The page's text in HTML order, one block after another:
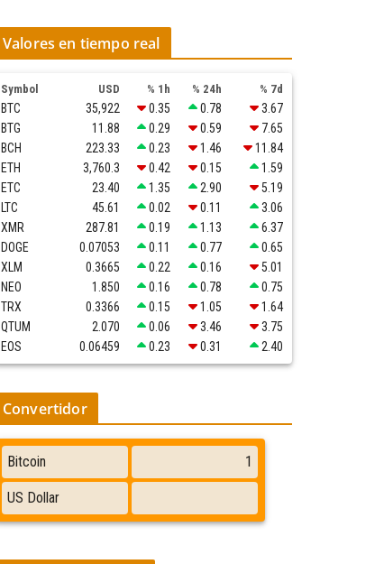
Valores en tiempo real
Symbol USD % 1h % 24h % 7d
BTC 35,922 0.35 0.78
3.67
BTG
11.88 0.29 0.59
7.65
BCH
223.33 0.23 1.46
11.84
ETH
3,760.3 0.42 0.15
1.59
ETC
23.40 1.35 2.90
5.19
LTC
45.61 0.02 0.11
3.06
XMR
287.81 0.19 1.13
6.37
DOGE
0.07053 0.11 0.77
0.65
XLM
0.3665 0.22 0.16
5.01
NEO
1.850 0.16 0.78
0.75
TRX
0.3366 0.15 1.05
1.64
QTUM
2.070 0.06 3.46
3.75
EOS
0.06459 0.23 0.31 2.40
Convertidor